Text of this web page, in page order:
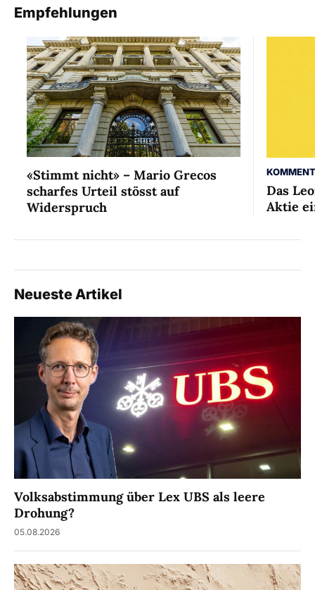
Empfehlungen
«Stimmt nicht» – Mario Grecos
scharfes Urteil stösst auf
Widerspruch
Das
Aktie
Neueste Artikel
Volksabstimmung über Lex UBS als leere
Drohung?
05.08.2026